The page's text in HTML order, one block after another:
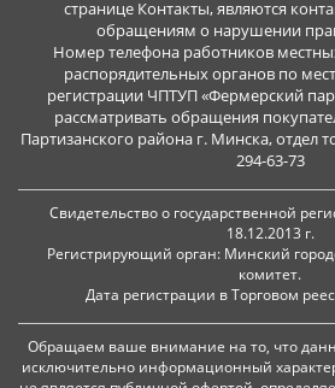
странице Контакты, являются
обращениям о нарушении
Номер телефона работников
распорядительных органов по
регистрации ЧПТУП «Фермерский
рассматривать обращения
Партизанского района г. Минска, отдел
294-63-73
Свидетельство о государственной
18.12.2013 г.
Регистрирующий орган: Минский
комитет.
Дата регистрации в Торговом
Обращаем ваше внимание на то, что
исключительно информационный